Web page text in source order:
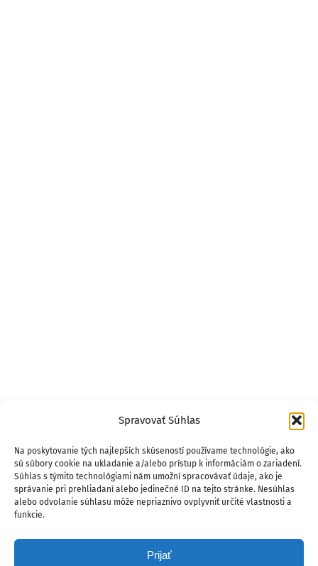
Spravovať Súhlas
Na poskytovanie tých najlepších skúseností používame technológie, ako
sú súbory cookie na ukladanie a/alebo prístup k informáciám o zariadení.
Súhlas s týmito technológiami nám umožní spracovávať údaje, ako je
správanie pri prehliadaní alebo jedinečné ID na tejto stránke. Nesúhlas
alebo odvolanie súhlasu môže nepriaznivo ovplyvniť určité vlastnosti a
funkcie.
Prijať